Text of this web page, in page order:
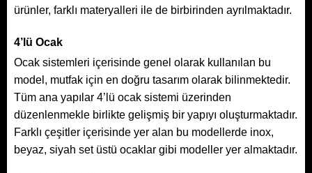
ürünler, farklı materyalleri ile de birbirinden ayrılmaktadır.
4’lü Ocak
Ocak sistemleri içerisinde genel olarak kullanılan bu
model, mutfak için en doğru tasarım olarak bilinmektedir.
Tüm ana yapılar 4’lü ocak sistemi üzerinden
düzenlenmekle birlikte gelişmiş bir yapıyı oluşturmaktadır.
Farklı çeşitler içerisinde yer alan bu modellerde inox,
beyaz, siyah set üstü ocaklar gibi modeller yer almaktadır.